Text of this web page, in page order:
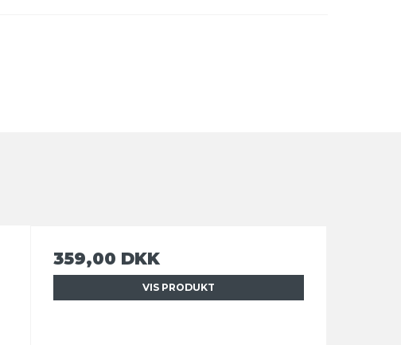
359,00 DKK
VIS PRODUKT